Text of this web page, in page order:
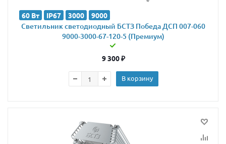
60 Вт IP67 3000 9000
Светильник светодиодный БСТЗ Победа ДСП 007-060
9000-3000-67-120-5 (Премиум)
9 300₽
В корзину